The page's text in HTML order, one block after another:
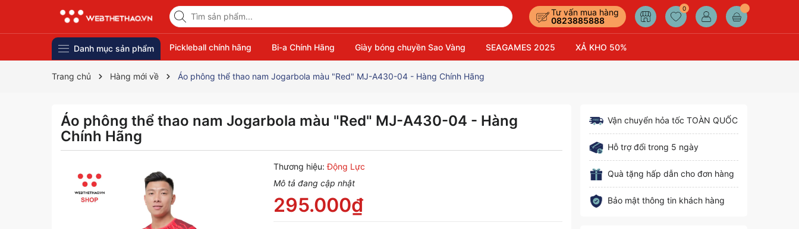
Tư vấn mua hàng
0823885888
0
Danh mục sản phẩm Pickleball chính hãng Bi-a Chính Hãng Giày bóng chuyền Sao Vàng SEAGAMES 2025 XẢ KHO 50%
Trang chủ Hàng mới về Áo phông thể thao nam Jogarbola màu "Red" MJ-A430-04 - Hàng Chính Hãng
Áo phông thể thao nam Jogarbola màu "Red" MJ-A430-04 - Hàng
Chính Hãng
Thương hiệu: Động Lực
Mô tả đang cập nhật
295.000₫
Vận chuyển hỏa tốc TOÀN QUỐC
Hỗ trợ đổi trong 5 ngày
Quà tặng hấp dẫn cho đơn hàng
Bảo mật thông tin khách hàng